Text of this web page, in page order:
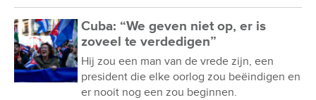
Cuba: “We geven niet op, er is
zoveel te verdedigen”
Hij zou een man van de vrede zijn, een
president die elke oorlog zou beëindigen en
er nooit nog een zou beginnen.